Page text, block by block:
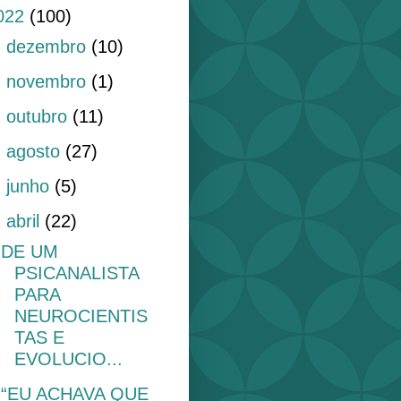
(100)
dezembro (10)
novembro (1)
outubro (11)
agosto (27)
junho (5)
abril (22)
DE UM
PSICANALISTA
PARA
NEUROCIENTIS
TAS E
EVOLUCIO...
“EU ACHAVA QUE